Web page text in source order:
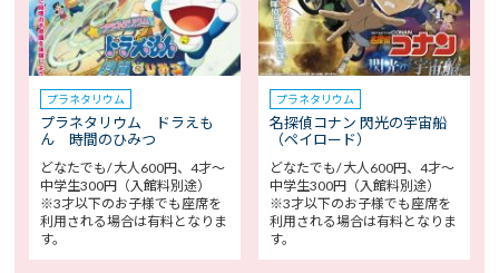
プラネタリウム
プラネタリウム ドラえも
ん 時間のひみつ
どなたでも/ 大人600円、4才～
中学生300円（入館料別途）
※3才以下のお子様でも座席を
利用される場合は有料となりま
す。
プラネタリウム
名探偵コナン 閃光の宇宙船
（ペイロード）
どなたでも/ 大人600円、4才～
中学生300円（入館料別途）
※3才以下のお子様でも座席を
利用される場合は有料となりま
す。